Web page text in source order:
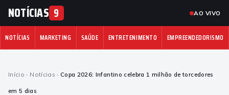
NOTÍCIAS 9 AO VIVO
NOTÍCIAS MARKETING SAÚDE ENTRETENIMENTO EMPREENDEDORISMO
Início › Notícias › Copa 2026: Infantino celebra 1 milhão de torcedores
em 5 dias